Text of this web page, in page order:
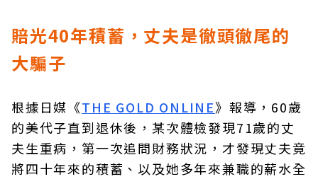
賠光40年積蓄，丈夫是徹頭徹尾的
大騙子
根據日媒《THE GOLD ONLINE》報導，60歲
的美代子直到退休後，某次體檢發現71歲的丈
夫生重病，第一次追問財務狀況，才發現丈夫竟
將四十年來的積蓄、以及她多年來兼職的薪水全